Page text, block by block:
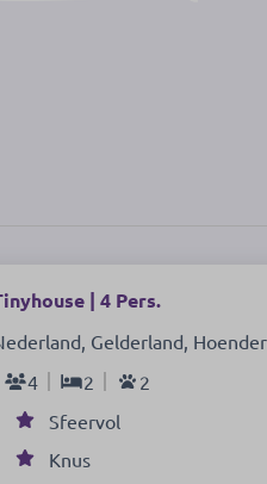
| 4 Pers.
Gelderland,
4
2
2
Sfeervol
Knus